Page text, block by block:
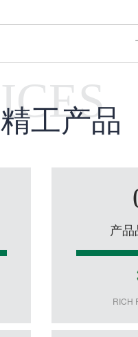
工产品
产
RICH